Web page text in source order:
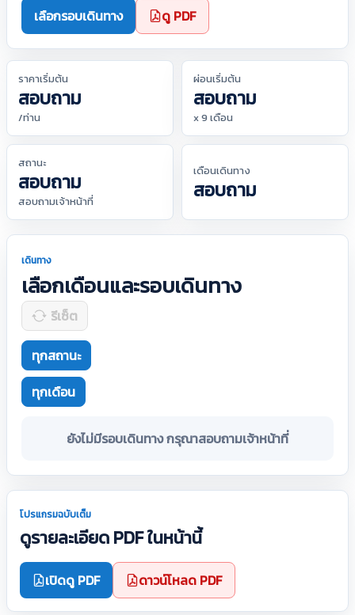
เลือกรอบเดินทาง ดู PDF
ราคาเริ่มต้น
สอบถาม
/ท่าน
ผ่อนเริ่มต้น
สอบถาม
x 9 เดือน
สถานะ
สอบถาม
สอบถามเจ้าหน้าที่
เดือนเดินทาง
สอบถาม
เดินทาง
เลือกเดือนและรอบเดินทาง
รีเซ็ต
ทุกสถานะ
ทุกเดือน
ยังไม่มีรอบเดินทาง กรุณาสอบถามเจ้าหน้าที่
โปรแกรมฉบับเต็ม
ดูรายละเอียด PDF ในหน้านี้
เปิดดู PDF ดาวน์โหลด PDF